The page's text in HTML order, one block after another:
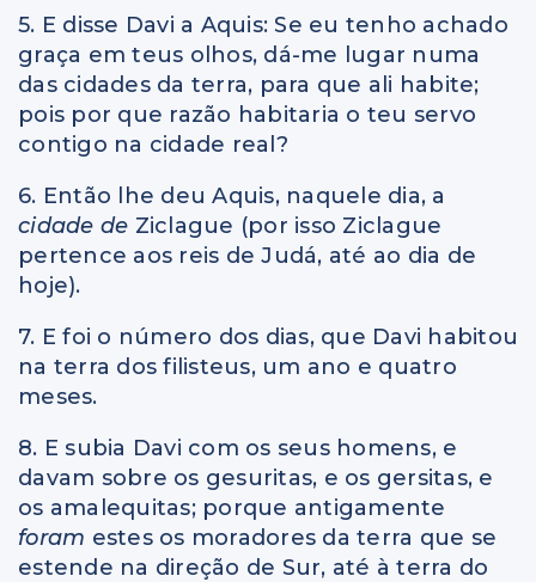
5. E disse Davi a Aquis: Se eu tenho achado
graça em teus olhos, dá-me lugar numa
das cidades da terra, para que ali habite;
pois por que razão habitaria o teu servo
contigo na cidade real?
6. Então lhe deu Aquis, naquele dia, a
cidade de Ziclague (por isso Ziclague
pertence aos reis de Judá, até ao dia de
hoje).
7. E foi o número dos dias, que Davi habitou
na terra dos filisteus, um ano e quatro
meses.
8. E subia Davi com os seus homens, e
davam sobre os gesuritas, e os gersitas, e
os amalequitas; porque antigamente
foram estes os moradores da terra que se
estende na direção de Sur, até à terra do